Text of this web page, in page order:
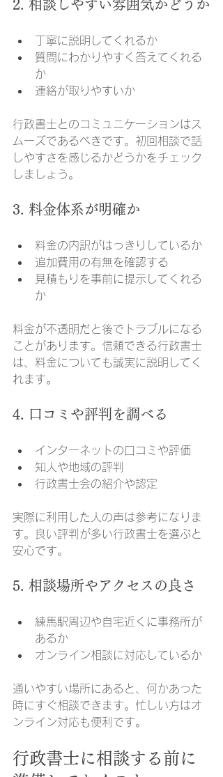
2. 相談しやすい雰囲気かどうか
丁寧に説明してくれるか
質問にわかりやすく答えてくれる
か
連絡が取りやすいか
行政書士とのコミュニケーションはス
ムーズであるべきです。初回相談で話
しやすさを感じるかどうかをチェック
しましょう。
3. 料金体系が明確か
料金の内訳がはっきりしているか
追加費用の有無を確認する
見積もりを事前に提示してくれる
か
料金が不透明だと後でトラブルになる
ことがあります。信頼できる行政書士
は、料金についても誠実に説明してく
れます。
4. 口コミや評判を調べる
インターネットの口コミや評価
知人や地域の評判
行政書士会の紹介や認定
実際に利用した人の声は参考になりま
す。良い評判が多い行政書士を選ぶと
安心です。
5. 相談場所やアクセスの良さ
練馬駅周辺や自宅近くに事務所が
あるか
オンライン相談に対応しているか
通いやすい場所にあると、何かあった
時にすぐ相談できます。忙しい方はオ
ンライン対応も便利です。
行政書士に相談する前に